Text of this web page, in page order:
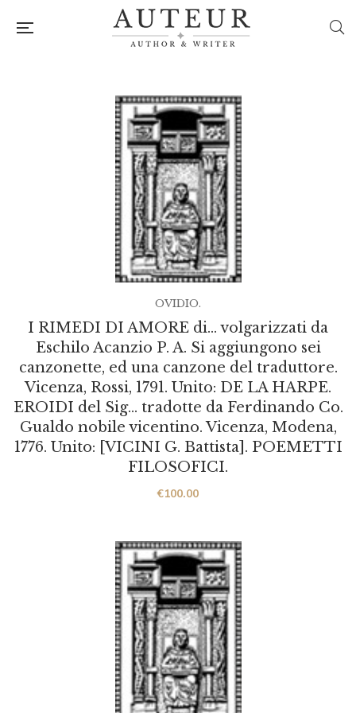
I RIMEDI DI AMORE di… volgarizzati da
Eschilo Acanzio P. A. Si aggiungono sei
canzonette, ed una canzone del traduttore.
Vicenza, Rossi, 1791. Unito: DE LA HARPE.
EROIDI del Sig… tradotte da Ferdinando Co.
Gualdo nobile vicentino. Vicenza, Modena,
1776. Unito: [VICINI G. Battista]. POEMETTI
FILOSOFICI.
€100.00
OVIDIO.